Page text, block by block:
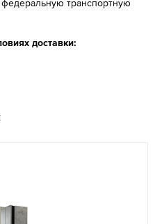
транспортную
доставки: